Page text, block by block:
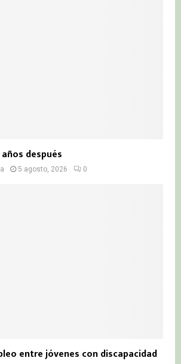
después
5 agosto, 2026 0
entre jóvenes con discapacidad